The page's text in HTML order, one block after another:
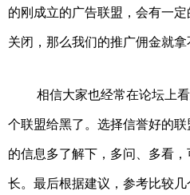
的刚成立的广告联盟，会有一
关闭，那么我们的推广佣金就拿
相信大家也经常在论坛上
个联盟给黑了。选择信誉好的
的信息多了解下，多问、多看
长。最后根据建议，参考比较